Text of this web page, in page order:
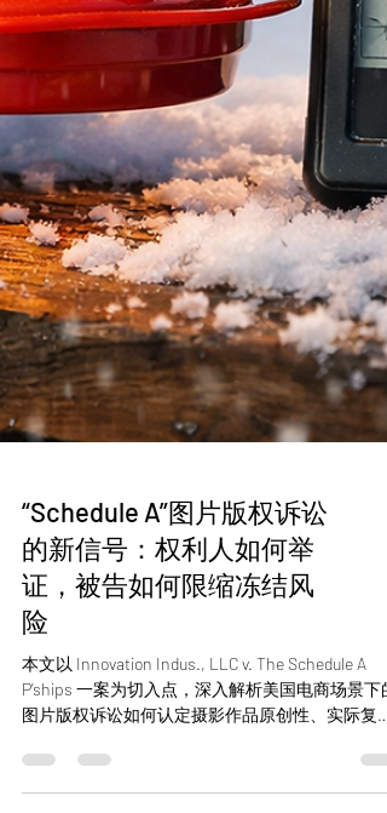
“Schedule A”图片版权诉讼
的新信号：权利人如何举
证，被告如何限缩冻结风
险
本文以 Innovation Indus., LLC v. The Schedule A